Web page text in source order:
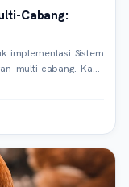
Cabang:
implementasi Sistem
multi-cabang. Kami